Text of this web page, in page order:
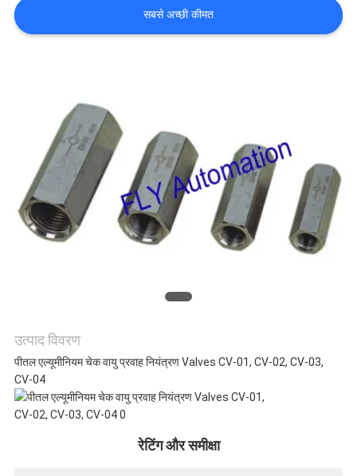
की
साइटमैप
गोपनीयता
सबसे अच्छी कीमत
उत्पाद विवरण
पीतल एल्यूमीनियम चेक वायु प्रवाह नियंत्रण Valves CV-01, CV-02, CV-03,
CV-04
रेटिंग और समीक्षा